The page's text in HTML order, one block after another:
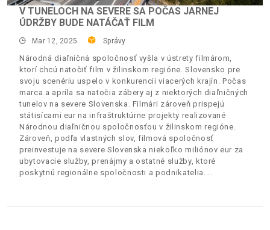
V TUNELOCH NA SEVERE SA POČAS JARNEJ
ÚDRŽBY BUDE NATÁČAŤ FILM
Mar 12, 2025 Správy
Národná diaľničná spoločnosť vyšla v ústrety filmárom,
ktorí chcú natočiť film v žilinskom regióne. Slovensko pre
svoju scenériu uspelo v konkurencii viacerých krajín. Počas
marca a apríla sa natočia zábery aj z niektorých diaľničných
tunelov na severe Slovenska. Filmári zároveň prispejú
státisícami eur na infraštruktúrne projekty realizované
Národnou diaľničnou spoločnosťou v žilinskom regióne.
Zároveň, podľa vlastných slov, filmová spoločnosť
preinvestuje na severe Slovenska niekoľko miliónov eur za
ubytovacie služby, prenájmy a ostatné služby, ktoré
poskytnú regionálne spoločnosti a podnikatelia.